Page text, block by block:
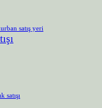
satış yeri